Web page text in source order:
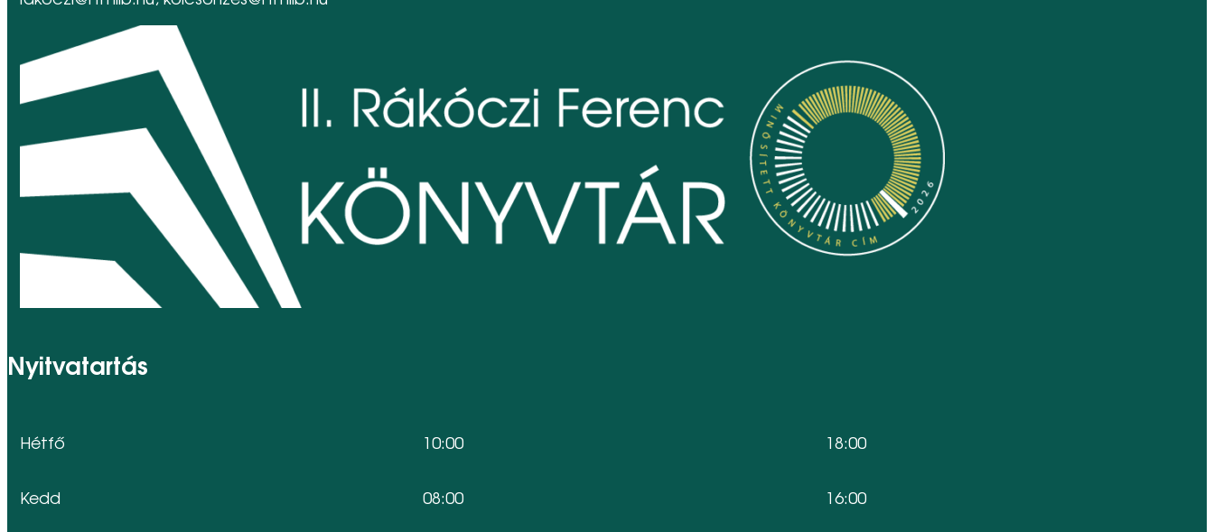
Nyitvatartás
Hétfő 10:00 18:00
Kedd 08:00 16:00